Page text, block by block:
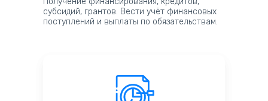
субсидий, грантов. Вести учёт финансовых
поступлений и выплаты по обязательствам.